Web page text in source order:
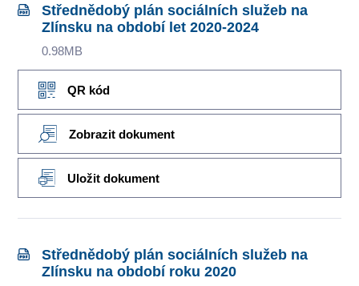
Střednědobý plán sociálních služeb na
Zlínsku na období let 2020-2024
0.98MB
QR kód
Zobrazit dokument
Uložit dokument
Střednědobý plán sociálních služeb na
Zlínsku na období roku 2020